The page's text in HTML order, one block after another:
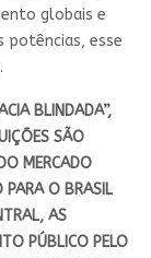
globais e
potências, esse
BLINDADA”,
SÃO
MERCADO
PARA O BRASIL
AS
PÚBLICO PELO